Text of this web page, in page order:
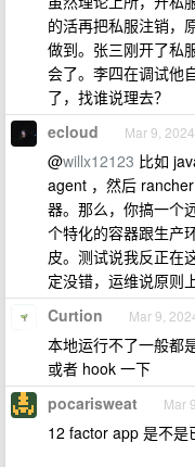
的活再把私服注销，
做到。张三刚开了私
会了。李四在调试他
了，找谁说理去？
ecloud Mar 9, 2024
@willx12123 比如
agent ，然后
器。那么，你搞一个
个特化的容器跟生产
皮。测试说我反正在
定没错，运维说原
Curtion Mar 9,
本地运行不了一般都
或者 hook 一下
pocarisweat Mar
12 factor app 是不是